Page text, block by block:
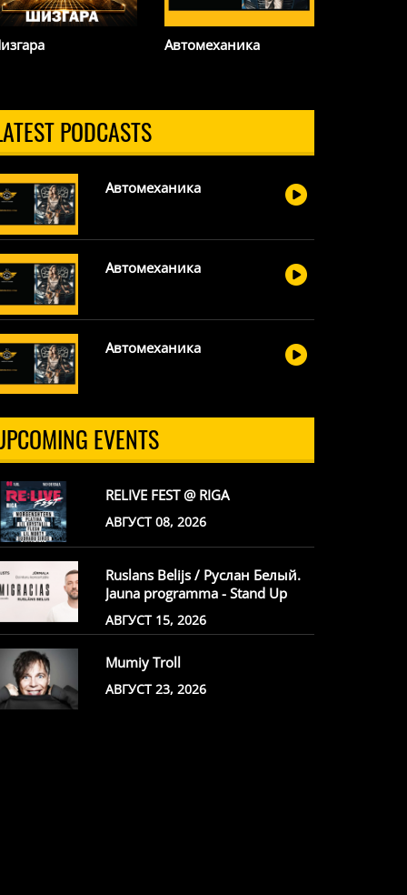
Автомеханика
PODCASTS
Автомеханика
Автомеханика
Автомеханика
EVENTS
RELIVE FEST @ RIGA
АВГУСТ 08, 2026
Ruslans Belijs / Руслан Белый.
Jauna programma - Stand Up
АВГУСТ 15, 2026
Mumiy Troll
АВГУСТ 23, 2026